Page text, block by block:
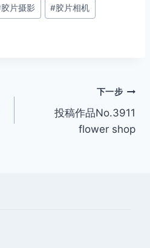
胶片摄影 #胶片相机
下一步
投稿作品No.3911
flower shop